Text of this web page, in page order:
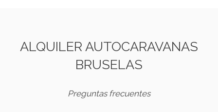
ALQUILER AUTOCARAVANAS
BRUSELAS
Preguntas frecuentes